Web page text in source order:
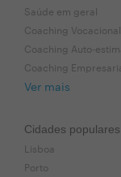
Saúde em geral
Coaching Vocacional
Coaching Auto-
Coaching
Ver mais
Cidades populares
Lisboa
Porto